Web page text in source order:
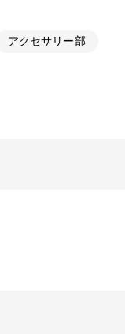
アクセサリー部